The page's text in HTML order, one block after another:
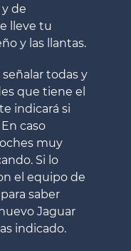
de
lleve tu
y las llantas.
todas y
que tiene el
indicará si
caso
muy
Si lo
el equipo de
saber
Jaguar
indicado.